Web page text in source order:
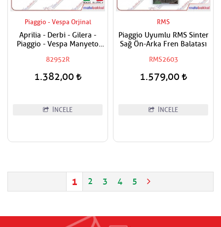
Piaggio - Vespa Orjinal
Aprilia - Derbi - Gilera -
Piaggio - Vespa Manyeto
82952R
1.382,00
İNCELE
RMS
Piaggio Uyumlu RMS Sinter
Sağ Ön-Arka Fren Balatası
RMS2603
1.579,00
İNCELE
1 2 3 4 5